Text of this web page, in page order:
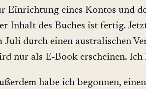
Einrichtung eines Kontos und
Inhalt des Buches ist fertig.
Juli durch einen australischen
nur als E-Book erscheinen.
habe ich begonnen,